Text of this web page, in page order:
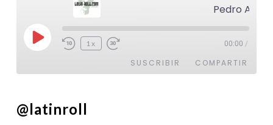
Pedro Aznar
Reproducir
episodio
1x 00:00 /
SUSCRIBIR COMPARTIR
FEED RSS
@latinroll